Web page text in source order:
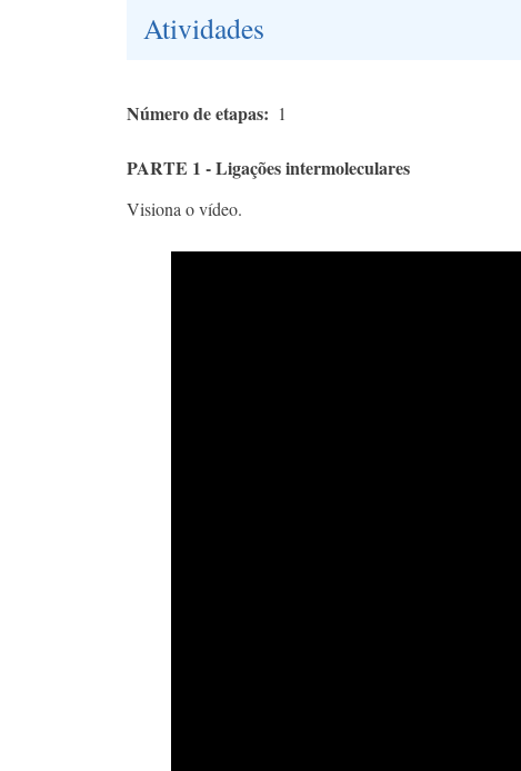
Atividades
Número de etapas 1
PARTE 1 - Ligações intermoleculares
Visiona o vídeo.